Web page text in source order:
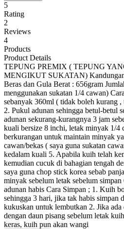
5
Rating
2
Reviews
4
Products
Product Details
TEPUNG PREMIX ( TEPUNG
MENGIKUT SUKATAN)
Beras dan Gula Berat : 656gram
menggunakan sukatan 1/4 cawan)
sebanyak 360ml ( tidak boleh kurang
2. Pukul adunan sehingga betul-betul
adunan sekurang-kurangnya 3 jam
kuali bersize 8 inchi, letak minyak 1/4
berkurangan untuk maintain minyak
cawan/bekas ( saya guna sukatan
kedalam kuali 5. Apabila kuih telah
kemudian cucuk di bahagian tengah
saya guna chop stick korea sebab
minyak sebelum letak sebelum
adunan habis Cara Simpan ; 1. Kuih
sehingga 3 hari, jika tak habis simpan
kukuskan untuk lembutkan 2. Jika ada
dengan daun pisang sebelum letak
keras, kuih pun akan wangi